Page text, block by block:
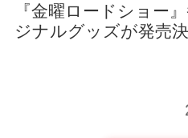
『金曜ロードショー
ジナルグッズが発売決